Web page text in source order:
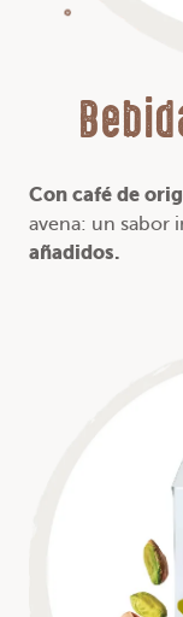
Con café de
avena: un sabor
añadidos.